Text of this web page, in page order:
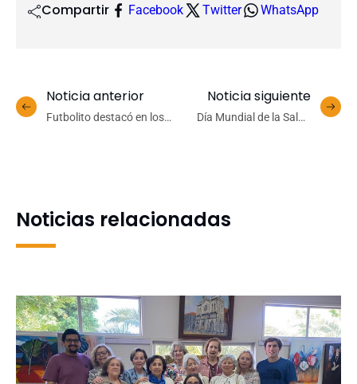
Compartir Facebook Twitter WhatsApp
Noticia anterior
Futbolito destacó en los
Noticia siguiente
Día Mundial de la Salud
Noticias relacionadas